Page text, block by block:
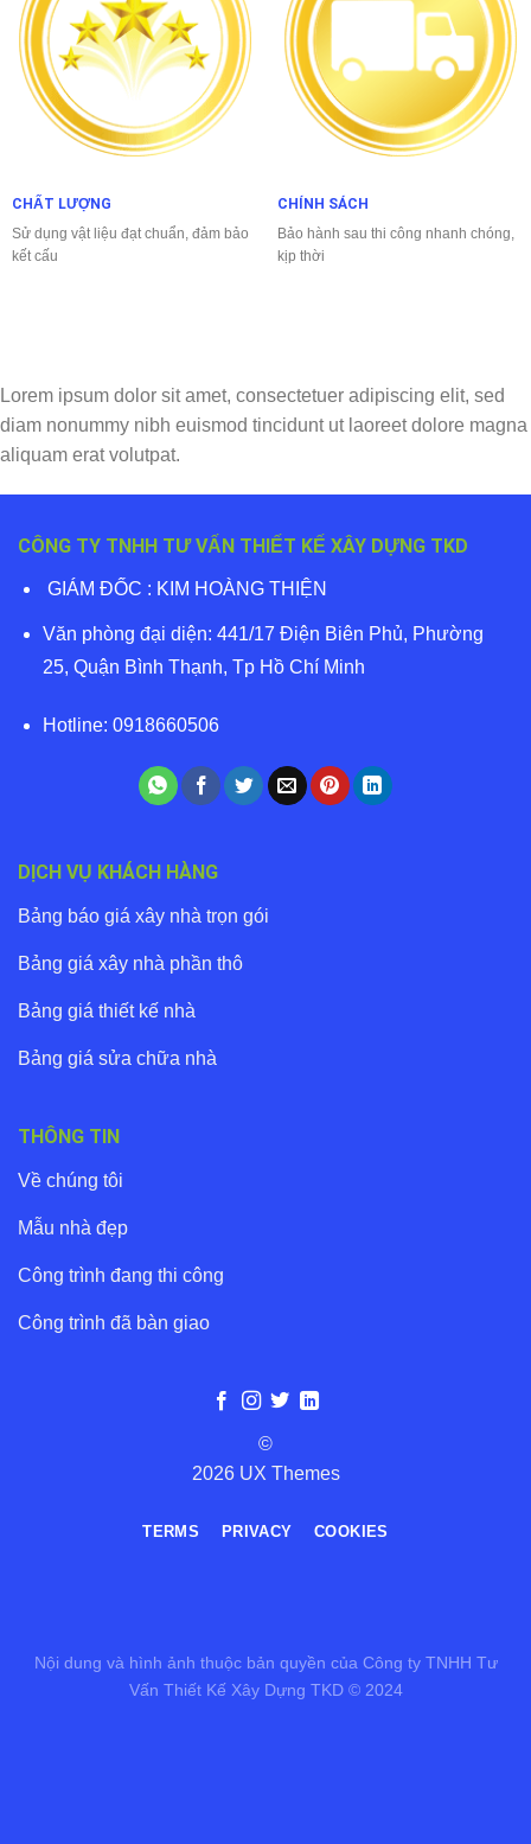
CHẤT LƯỢNG
Sử dụng vật liệu đạt chuẩn, đảm bảo
kết cấu
CHÍNH SÁCH
Bảo hành sau thi công nhanh chóng,
kịp thời
Lorem ipsum dolor sit amet, consectetuer adipiscing elit, sed
diam nonummy nibh euismod tincidunt ut laoreet dolore magna
aliquam erat volutpat.
CÔNG TY TNHH TƯ VẤN THIẾT KẾ XÂY DỰNG TKD
GIÁM ĐỐC : KIM HOÀNG THIỆN
Văn phòng đại diện: 441/17 Điện Biên Phủ, Phường
25, Quận Bình Thạnh, Tp Hồ Chí Minh
Hotline: 0918660506
DỊCH VỤ KHÁCH HÀNG
Bảng báo giá xây nhà trọn gói
Bảng giá xây nhà phần thô
Bảng giá thiết kế nhà
Bảng giá sửa chữa nhà
THÔNG TIN
Về chúng tôi
Mẫu nhà đẹp
Công trình đang thi công
Công trình đã bàn giao
©
2026 UX Themes
TERMS PRIVACY COOKIES
Nội dung và hình ảnh thuộc bản quyền của Công ty TNHH Tư
Vấn Thiết Kế Xây Dựng TKD © 2024